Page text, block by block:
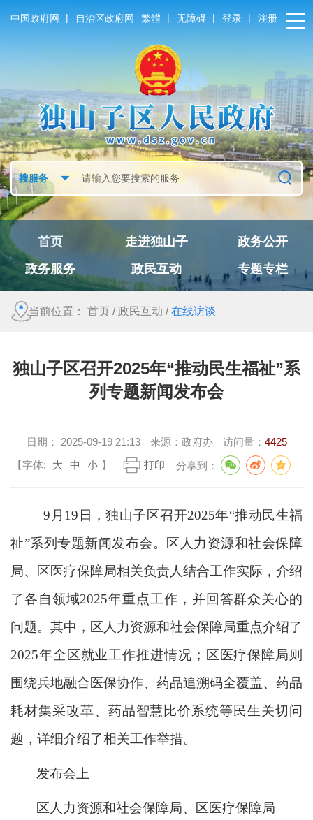
中国政府网 | 自治区政府网 繁體 | 无障碍 | 登录 | 注册
首页 走进独山子
政务公开
政务服务
政民互动 专题专栏
当前位置： 首页 /政民互动 /在线访谈
独山子区召开2025年“推动民生福祉”系
列专题新闻发布会
日期： 2025-09-19 21:13 来源： 政府办 访问量： 4425
【字体:
大 中 小 】 打印 分享到：
9月19日，独山子区召开2025年“推动民生福
祉”系列专题新闻发布会。区人力资源和社会保障
局、区医疗保障局相关负责人结合工作实际，介绍
了各自领域2025年重点工作，并回答群众关心的
问题。其中，区人力资源和社会保障局重点介绍了
2025年全区就业工作推进情况；区医疗保障局则
围绕兵地融合医保协作、 药品追溯码全覆盖、药品
耗材集采改革、药品智慧比价系统等民生关切问
题，详细介绍了相关工作举措。
发布会上
区人力资源和社会保障局、区医疗保障局